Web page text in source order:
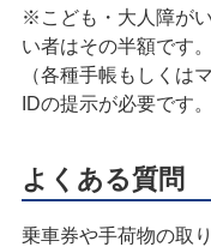
※こども・大人障が
い者はその半額です。
（各種手帳もしくは
IDの提示が必要です。
よくある質問
乗車券や手荷物の取